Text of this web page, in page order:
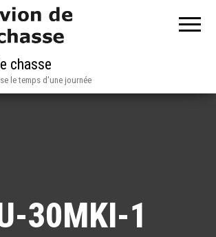
chasse
le temps d'une journée
30MKI-1